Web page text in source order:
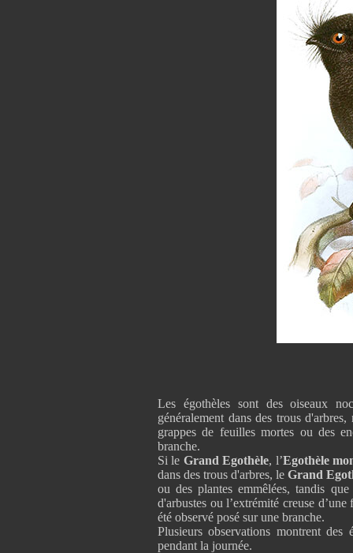
Les égothèles sont des oiseaux
généralement dans des trous
grappes de feuilles mortes ou des
branche.
Si le Grand Egothèle, l’Egothèle
dans des trous d'arbres, leGrand
ou des plantes emmêlées, tandis que
d'arbustes ou l’extrémité creuse
été observé posé sur une branche.
Plusieurs observations montrent
pendant la journée.